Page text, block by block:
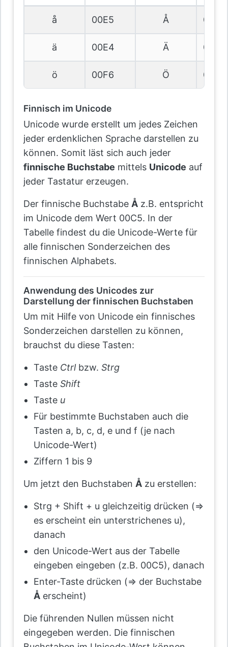
å 00E5 Å 00C5
ä 00E4 Ä 00C4
ö 00F6 Ö 00D6
Finnisch im Unicode
Unicode wurde erstellt um jedes Zeichen
jeder erdenklichen Sprache darstellen zu
können. Somit läst sich auch jeder
finnische Buchstabe mittels Unicode auf
jeder Tastatur erzeugen.
Der finnische Buchstabe Å z.B. entspricht
im Unicode dem Wert 00C5. In der
Tabelle findest du die Unicode-Werte für
alle finnischen Sonderzeichen des
finnischen Alphabets.
Anwendung des Unicodes zur
Darstellung der finnischen Buchstaben
Um mit Hilfe von Unicode ein finnisches
Sonderzeichen darstellen zu können,
brauchst du diese Tasten:
Taste Ctrlbzw. Strg
Taste Shift
Taste u
Für bestimmte Buchstaben auch die
Tasten a, b, c, d, e und f (je nach
Unicode-Wert)
Ziffern 1 bis 9
Um jetzt den Buchstaben Å zu erstellen:
Strg + Shift + u gleichzeitig drücken (=>
es erscheint ein unterstrichenes u),
danach
den Unicode-Wert aus der Tabelle
eingeben eingeben (z.B. 00C5), danach
Enter-Taste drücken (=> der Buchstabe
Å erscheint)
Die führenden Nullen müssen nicht
eingegeben werden. Die finnischen